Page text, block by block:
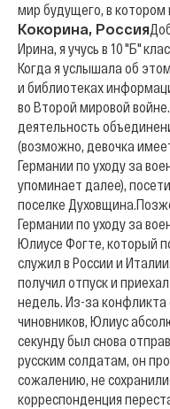
мир будущего, в котором
Кокорина, Россия
Ирина, я учусь в 10 "Б"
Когда я услышала об
и библиотеках
во Второй мировой
деятельность
(возможно, девочка
Германии по уходу за
упоминает далее),
поселке Духовщина.
Германии по уходу за
Юлиусе Фогте, который
служил в России и
получил отпуск и
недель. Из-за
чиновников, Юлиус
секунду был снова
русским солдатам, он
сожалению, не
корреспонденция